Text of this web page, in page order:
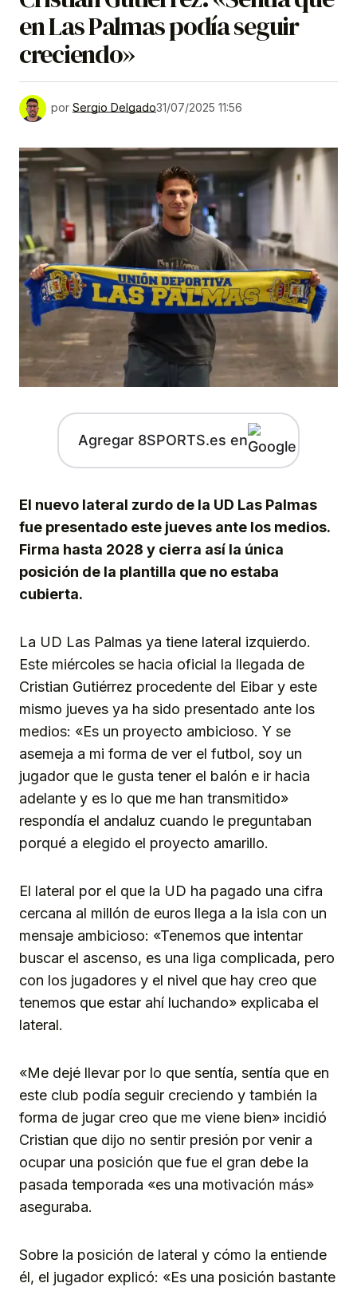
en Las Palmas podía seguir
creciendo»
por Sergio Delgado31/07/2025 11:56
Agregar 8SPORTS.es en
El nuevo lateral zurdo de la UD Las Palmas
fue presentado este jueves ante los medios.
Firma hasta 2028 y cierra así la única
posición de la plantilla que no estaba
cubierta.
La UD Las Palmas ya tiene lateral izquierdo.
Este miércoles se hacia oficial la llegada de
Cristian Gutiérrez procedente del Eibar y este
mismo jueves ya ha sido presentado ante los
medios: «Es un proyecto ambicioso. Y se
asemeja a mi forma de ver el futbol, soy un
jugador que le gusta tener el balón e ir hacia
adelante y es lo que me han transmitido»
respondía el andaluz cuando le preguntaban
porqué a elegido el proyecto amarillo.
El lateral por el que la UD ha pagado una cifra
cercana al millón de euros llega a la isla con un
mensaje ambicioso: «Tenemos que intentar
buscar el ascenso, es una liga complicada, pero
con los jugadores y el nivel que hay creo que
tenemos que estar ahí luchando» explicaba el
lateral.
«Me dejé llevar por lo que sentía, sentía que en
este club podía seguir creciendo y también la
forma de jugar creo que me viene bien» incidió
Cristian que dijo no sentir presión por venir a
ocupar una posición que fue el gran debe la
pasada temporada «es una motivación más»
aseguraba.
Sobre la posición de lateral y cómo la entiende
él, el jugador explicó: «Es una posición bastante